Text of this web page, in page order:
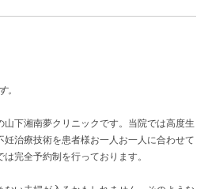
下湘南夢クリニックです。当院では高度生
治療技術を患者様お一人お一人に合わせて
完全予約制を行っております。